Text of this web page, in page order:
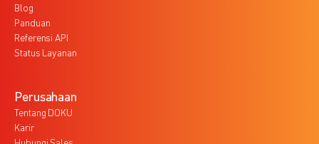
Blog
Panduan
Referensi API
Status Layanan
Perusahaan
Tentang DOKU
Karir